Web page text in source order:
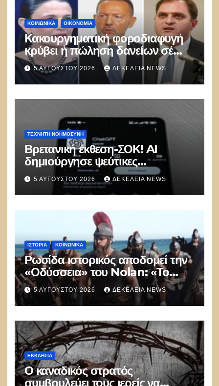
ΚΟΙΝΩΝΙΚΑ ΟΙΚΟΝΟΜΙΑ
Κακουργηματική φοροδιαφυγή
κρύβει ἡ πώληση δανείων σέ
funds
5 ΑΥΓΟΎΣΤΟΥ 2026 ΔΕΚΈΛΕΙΑ NEWS
ΤΕΧΝΗΤΉ ΝΟΗΜΟΣΎΝΗ
Βρετανική έκθεση-ΣΟΚ! AI
δημιούργησε ψεύτικες
ταυτότητες και επιχείρησε να
εξαπατήσει προγραμματιστές σε
δοκιμή κυβερνοασφάλειας
5 ΑΥΓΟΎΣΤΟΥ 2026 ΔΕΚΈΛΕΙΑ NEWS
ΙΣΤΟΡΊΑ ΚΟΙΝΩΝΙΚΑ
Ρωσίδα ιστορικός αποδομεί την
«Οδύσσεια» του Nolan: «Το
Hollywood δημιουργεί στρεβλή
εικόνα για την Αρχαία Ελλάδα»
5 ΑΥΓΟΎΣΤΟΥ 2026 ΔΕΚΈΛΕΙΑ NEWS
ΕΚΚΛΗΣΊΑ
Ο καναδικός στρατός
συμβουλεύει τους ιερείς να